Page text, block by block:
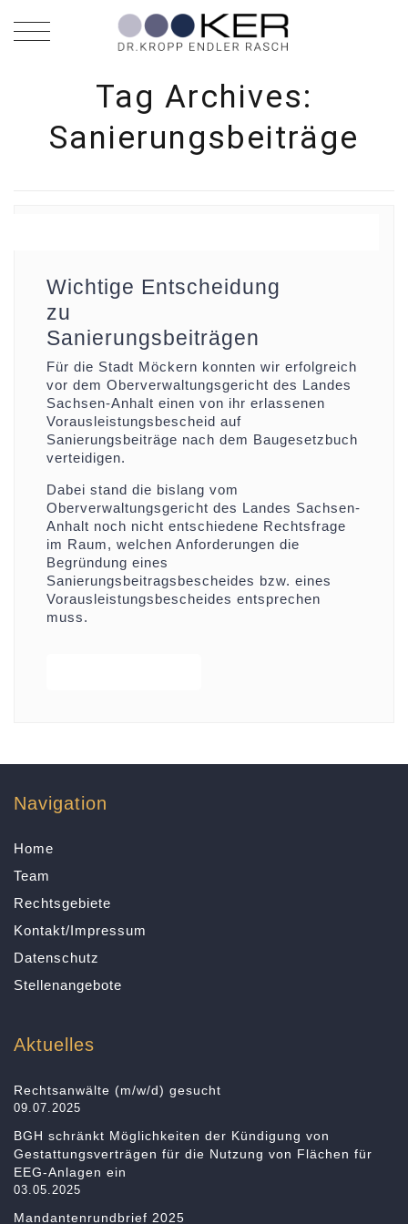
Tag Archives:
Sanierungsbeiträge
Wichtige Entscheidung
zu
Sanierungsbeiträgen
Für die Stadt Möckern konnten wir erfolgreich
vor dem Oberverwaltungsgericht des Landes
Sachsen-Anhalt einen von ihr erlassenen
Vorausleistungsbescheid auf
Sanierungsbeiträge nach dem Baugesetzbuch
verteidigen.
Dabei stand die bislang vom
Oberverwaltungsgericht des Landes Sachsen-
Anhalt noch nicht entschiedene Rechtsfrage
im Raum, welchen Anforderungen die
Begründung eines
Sanierungsbeitragsbescheides bzw. eines
Vorausleistungsbescheides entsprechen
muss.
Navigation
Home
Team
Rechtsgebiete
Kontakt/Impressum
Datenschutz
Stellenangebote
Aktuelles
Rechtsanwälte (m/w/d) gesucht
09.07.2025
BGH schränkt Möglichkeiten der Kündigung von
Gestattungsverträgen für die Nutzung von Flächen für
EEG-Anlagen ein
03.05.2025
Mandantenrundbrief 2025